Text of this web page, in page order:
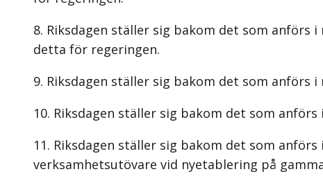
Riksdagen ställer sig bakom det som
detta för regeringen.
Riksdagen ställer sig bakom det som
Riksdagen ställer sig bakom det som
Riksdagen ställer sig bakom det som
verksamhetsutövare vid nyetablering på